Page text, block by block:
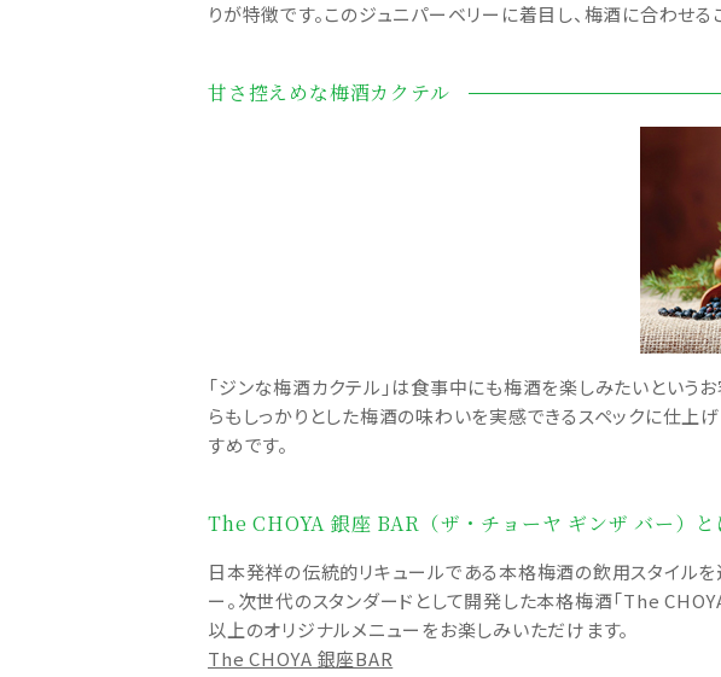
りが特徴です。このジュニパーベリーに着目し、梅酒に合わせ
甘さ控えめな梅酒カクテル
「ジンな梅酒カクテル」は食事中にも梅酒を楽しみたいという
らもしっかりとした梅酒の味わいを実感できるスペックに仕上
すめです。
The CHOYA 銀座 BAR（ザ・チョーヤ ギンザ バー）と
日本発祥の伝統的リキュールである本格梅酒の飲用スタイル
ー。次世代のスタンダードとして開発した本格梅酒「The
以上のオリジナルメニューをお楽しみいただけます。
The CHOYA 銀座BAR